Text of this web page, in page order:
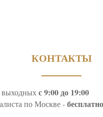
КОНТАКТЫ
выходныхс 9:00 до 19:00
по Москве -бесплатно